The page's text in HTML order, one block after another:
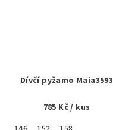
Dívčí pyžamo Maia3593
785 Kč/ kus